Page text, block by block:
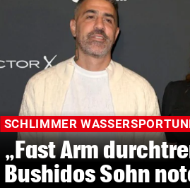
SCHLIMMER
„Fast Arm
Bushidos Sohn